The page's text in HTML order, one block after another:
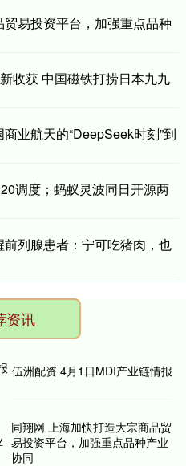
易投资平台，加强重点品种
收获 中国磁铁打捞日本九九
业航天的“DeepSeek时刻”到
调度；蚂蚁灵波同日开源两
列腺患者：宁可吃猪肉，也
资讯
伍洲配资 4月1日MDI产业链情报
同翔网 上海加快打造大宗商品贸
易投资平台，加强重点品种产业
协同